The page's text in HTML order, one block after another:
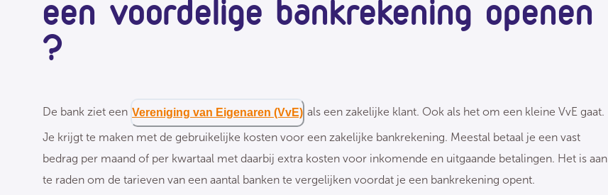
een voordelige bankrekening openen
?
De bank ziet een Vereniging van Eigenaren (VvE) als een zakelijke klant. Ook als het om een kleine VvE gaat.
Je krijgt te maken met de gebruikelijke kosten voor een zakelijke bankrekening. Meestal betaal je een vast
bedrag per maand of per kwartaal met daarbij extra kosten voor inkomende en uitgaande betalingen. Het is aan
te raden om de tarieven van een aantal banken te vergelijken voordat je een bankrekening opent.